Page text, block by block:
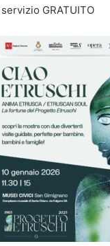
GRATUITO